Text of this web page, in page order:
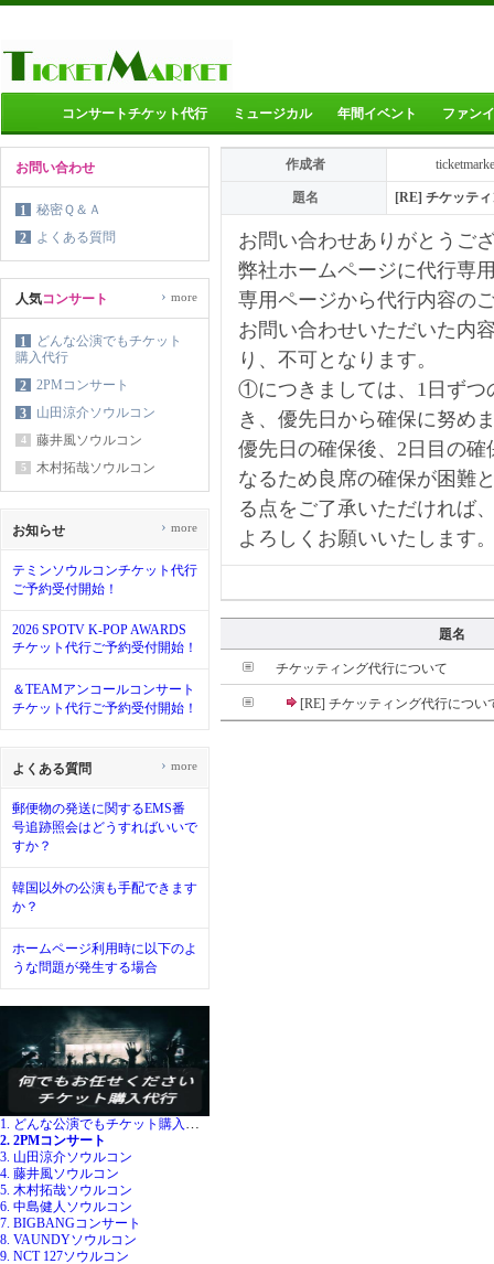
コンサートチケット代行 ミュージカル 年間イベント ファン
お問い合わせ
1
秘密Ｑ＆Ａ
2
よくある質問
人気コンサート
1
どんな公演でもチケット
購入代行
2
2PMコンサート
3
山田涼介ソウルコン
4 藤井風ソウルコン
5 木村拓哉ソウルコン
› more
お知らせ
テミンソウルコンチケット代行
ご予約受付開始！
2026 SPOTV K-POP AWARDS
チケット代行ご予約受付開始！
＆TEAMアンコールコンサート
チケット代行ご予約受付開始！
› more
よくある質問
郵便物の発送に関するEMS番
号追跡照会はどうすればいいで
すか？
韓国以外の公演も手配できます
か？
ホームページ利用時に以下のよ
うな問題が発生する場合
› more
1. どんな公演でもチケット購入代行
2. 2PMコンサート
3. 山田涼介ソウルコン
4. 藤井風ソウルコン
5. 木村拓哉ソウルコン
6. 中島健人ソウルコン
7. BIGBANGコンサート
8. VAUNDYソウルコン
9. NCT 127ソウルコン
作成者
題名 [RE] チケッテ
お問い合わせありがとうご
弊社ホームページに代行専
専用ページから代行内容の
お問い合わせいただいた内
り、不可となります。
①につきましては、1日ずつ
き、優先日から確保に努め
優先日の確保後、2日目の
なるため良席の確保が困難
る点をご了承いただければ
よろしくお願いいたします
題名
チケッティング代行について
[RE] チケッティング代行につい